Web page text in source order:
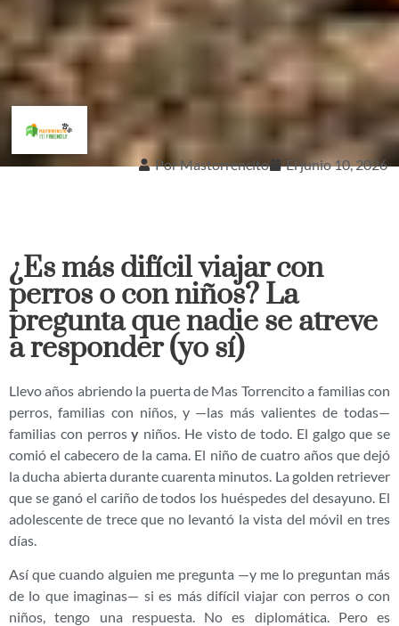
PorMastorrencito Eljunio 10, 2026
¿Es más difícil viajar con
perros o con niños? La
pregunta que nadie se atreve
a responder (yo sí)
Llevo años abriendo la puerta de Mas Torrencito a familias con
perros, familias con niños, y —las más valientes de todas—
familias con perrosy niños. He visto de todo. El galgo que se
comió el cabecero de la cama. El niño de cuatro años que dejó
la ducha abierta durante cuarenta minutos. La golden retriever
que se ganó el cariño de todos los huéspedes del desayuno. El
adolescente de trece que no levantó la vista del móvil en tres
días.
Así que cuando alguien me pregunta —y me lo preguntan más
de lo que imaginas— si es más difícil viajar con perros o con
niños, tengo una respuesta. No es diplomática. Pero es